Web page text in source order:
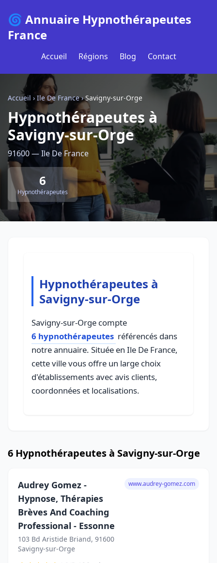
🌀 Annuaire Hypnothérapeutes
France
Accueil Régions Blog Contact
Accueil › Ile De France›Savigny-sur-Orge
Hypnothérapeutes à
Savigny-sur-Orge
91600 — Ile De France
6
Hypnothérapeutes
Hypnothérapeutes à
Savigny-sur-Orge
Savigny-sur-Orge compte
6 hypnothérapeutes référencés dans
notre annuaire. Située en Ile De France,
cette ville vous offre un large choix
d'établissements avec avis clients,
coordonnées et localisations.
6 Hypnothérapeutes à Savigny-sur-Orge
Audrey Gomez -
Hypnose, Thérapies
Brèves And Coaching
Professional - Essonne
103 Bd Aristide Briand, 91600
Savigny-sur-Orge
www.audrey-gomez.com